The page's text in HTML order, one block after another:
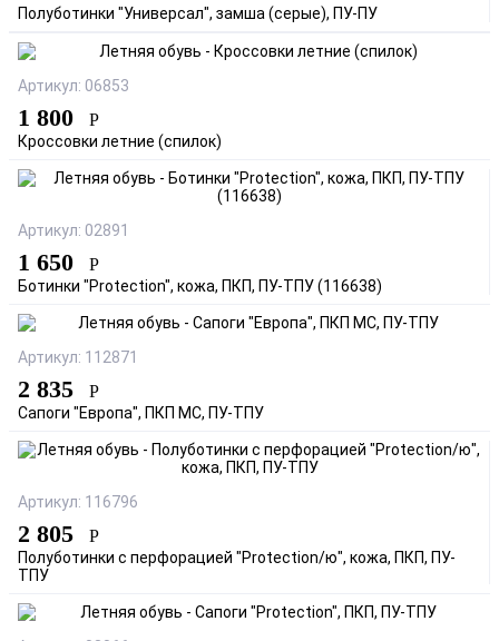
Полуботинки "Универсал", замша (серые), ПУ-ПУ
Артикул: 06853
1 800 Р
Кроссовки летние (спилок)
Артикул: 02891
1 650 Р
Ботинки "Protection", кожа, ПКП, ПУ-ТПУ (116638)
Артикул: 112871
2 835 Р
Сапоги "Европа", ПКП МС, ПУ-ТПУ
Артикул: 116796
2 805 Р
Полуботинки с перфорацией "Protection/ю", кожа, ПКП, ПУ-
ТПУ